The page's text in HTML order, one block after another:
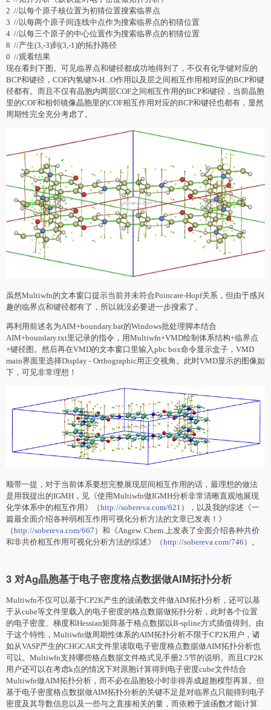
2 //以每个原子核位置为初猜位置搜索临界点
3 //以每两个原子间连线中点作为搜索临界点的初猜位置
4 //以每三个原子的中心位置作为搜索临界点的初猜位置
8 //产生(3,-3)到(3,-1)的拓扑路径
0 //观看结果
现在看到下图。可见临界点和键径都成功地得到了，不仅有化学键对应的
BCP和键径，COF内氢键N-H...O作用以及层之间相互作用相对应的BCP和键
径都有。而且不仅有晶胞内两层COF之间相互作用的BCP和键径，当前晶胞
里的COF和相邻镜像晶胞里的COF相互作用对应的BCP和键径也都有，显然
周期性完全充分考虑了。
虽然Multiwfn的文本窗口提示当前并未符合Poincare-Hopf关系，但由于感兴
趣的临界点和键径都有了，所以就没必要进一步搜索了。
再利用前述名为AIM+boundary.bat的Windows批处理脚本结合
AIM+boundary.txt里记录的指令，用Multiwfn+VMD绘制体系结构+临界点
+键径图。然后再在VMD的文本窗口里输入pbc box命令显示盒子，VMD
main界面里选择Display - Orthographic用正交视角。此时VMD显示的图像如
下，可见非常理想！
顺带一提，对于当前体系要想完整展现层间相互作用的话，最理想的做法
是用我提出的IGMH，见《使用Multiwfn做IGMH分析非常清晰直观地展现
化学体系中的相互作用》（http://sobereva.com/621 ），以及我的综述《一
篇最全面介绍各种弱相互作用可视化分析方法的文章已发表！》
（http://sobereva.com/667 ）和《Angew. Chem.上发表了全面介绍各种共价
和非共价相互作用可视化分析方法的综述》（http://sobereva.com/746 ）。
3 对Ag晶胞基于电子密度格点数据做AIM拓扑分析
Multiwfn不仅可以基于CP2K产生的波函数文件做AIM拓扑分析，还可以基
于从cube等文件里载入的电子密度的格点数据做拓扑分析，此时各个位置
的电子密度、梯度和Hessian矩阵基于格点数据以B-spline方式插值得到。由
于这个特性，Multiwfn做周期性体系的AIM拓扑分析不限于CP2K用户，诸
如从VASP产生的CHGCAR文件里读取电子密度格点数据做AIM拓扑分析也
可以。Multiwfn支持哪些格点数据文件格式见手册2.5节的说明。而且CP2K
用户还可以在考虑k点的情况下对原胞计算得到电子密度cube文件结合
Multiwfn做AIM拓扑分析，而不必在晶胞较小时非得弄成超胞模型再算。但
基于电子密度格点数据做AIM拓扑分析的关键不足是对临界点只能得到电子
密度及其导数信息以及一些与之直接相关的量，而依赖于波函数才能计算